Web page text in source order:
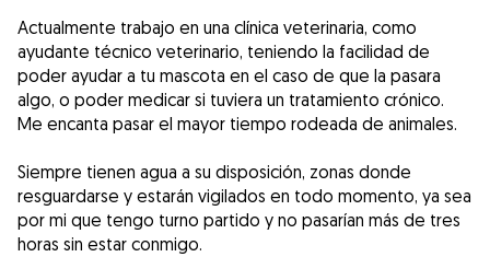
Actualmente trabajo en una clínica veterinaria, como
ayudante técnico veterinario, teniendo la facilidad de
poder ayudar a tu mascota en el caso de que la pasara
algo, o poder medicar si tuviera un tratamiento crónico.
Me encanta pasar el mayor tiempo rodeada de animales.
Siempre tienen agua a su disposición, zonas donde
resguardarse y estarán vigilados en todo momento, ya sea
por mi que tengo turno partido y no pasarían más de tres
horas sin estar conmigo.